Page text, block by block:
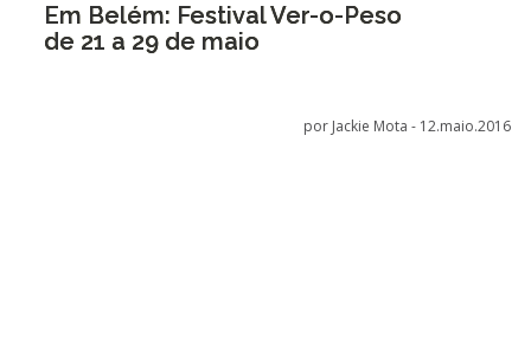
Em Belém: Festival Ver-o-Peso
de 21 a 29 de maio
por Jackie Mota - 12.maio.2016